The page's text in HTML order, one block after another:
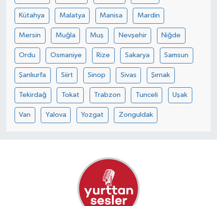
Kütahya Malatya Manisa Mardin
Mersin Muğla Muş Nevşehir Niğde
Ordu Osmaniye Rize Sakarya Samsun
Şanlıurfa Siirt Sinop Sivas Şırnak
Tekirdağ Tokat Trabzon Tunceli Uşak
Van Yalova Yozgat Zonguldak